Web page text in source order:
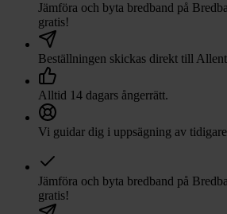
Jämföra och byta bredband på
gratis!
Beställningen skickas direkt till
Alltid 14 dagars ångerrätt.
Vi guidar dig i uppsägning av
Jämföra och byta bredband på
gratis!